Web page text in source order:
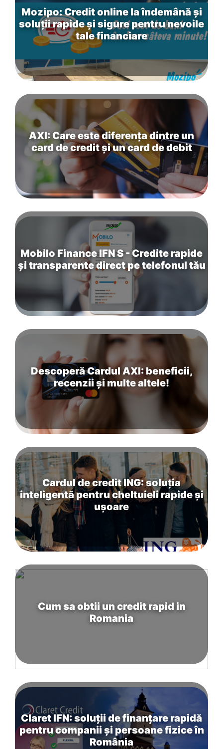
Mozipo: Credit online la îndemână și
soluții rapide și sigure pentru nevoile
tale financiare
AXI: Care este diferența dintre un
card de credit și un card de debit
Mobilo Finance IFN S - Credite rapide
și transparente direct pe telefonul tău
Descoperă Cardul AXI: beneficii,
recenzii și multe altele!
Cardul de credit ING: soluția
inteligentă pentru cheltuieli rapide și
ușoare
Cum sa obtii un credit rapid in
Romania
Claret IFN: soluții de finanțare rapidă
pentru companii și persoane fizice în
România